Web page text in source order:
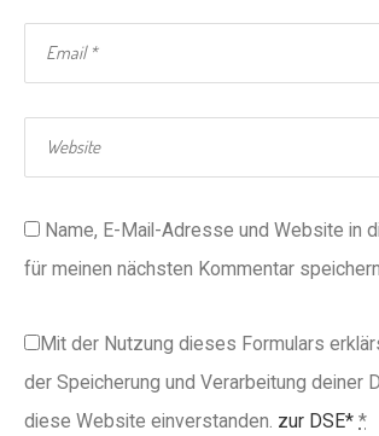
Name, E-Mail-Adresse und Website in
für meinen nächsten Kommentar speichern.
Mit der Nutzung dieses Formulars
der Speicherung und Verarbeitung deiner
diese Website einverstanden. zur DSE* *